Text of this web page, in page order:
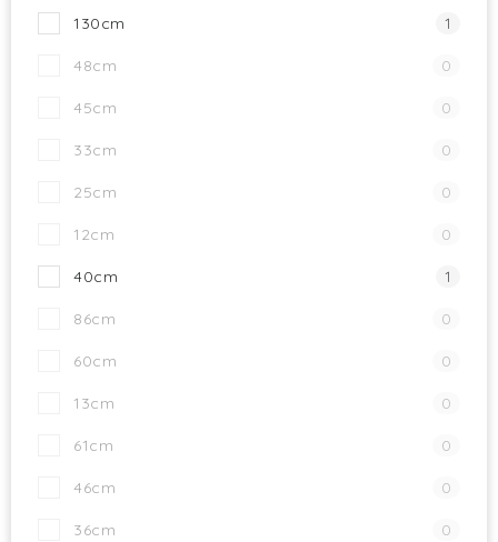
130cm 1
48cm 0
45cm 0
33cm 0
25cm 0
12cm 0
40cm 1
86cm 0
60cm 0
13cm 0
61cm 0
46cm 0
36cm 0